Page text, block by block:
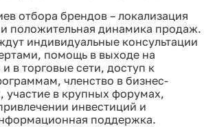
отбора брендов – локализация
и положительная динамика продаж.
индивидуальные консультации
помощь в выходе на
в торговые сети, доступ к
членство в бизнес-
участие в крупных форумах,
инвестиций и
поддержка.